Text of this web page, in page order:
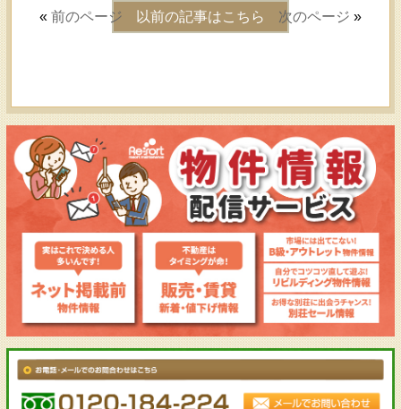
« 前のページ 次のページ »
以前の記事はこちら